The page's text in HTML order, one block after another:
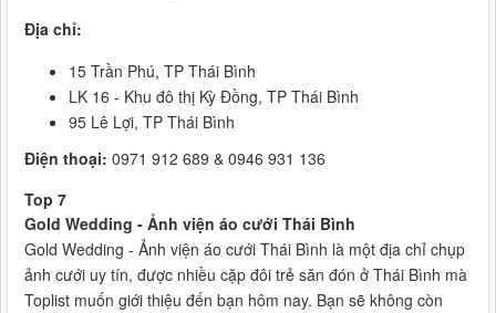
Địa chỉ:
15 Trần Phú, TP Thái Bình
LK 16 - Khu đô thị Kỳ Đồng, TP Thái Bình
95 Lê Lợi, TP Thái Bình
Điện thoại: 0971 912 689 & 0946 931 136
Top 7
Gold Wedding - Ảnh viện áo cưới Thái Bình
Gold Wedding - Ảnh viện áo cưới Thái Bình là một địa chỉ chụp
ảnh cưới uy tín, được nhiều cặp đôi trẻ săn đón ở Thái Bình mà
Toplist muốn giới thiệu đến bạn hôm nay. Bạn sẽ không còn